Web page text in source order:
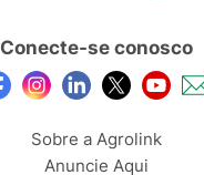
Conecte-se conosco
Sobre a Agrolink
Anuncie Aqui